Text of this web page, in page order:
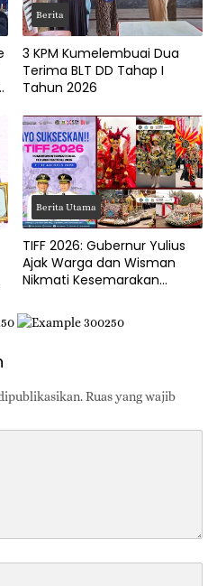
Berita
3 KPM Kumelembuai Dua
Terima BLT DD Tahap I
Tahun 2026
Berita Utama
TIFF 2026: Gubernur Yulius
Ajak Warga dan Wisman
Nikmati Kesemarakan
Ruas yang wajib